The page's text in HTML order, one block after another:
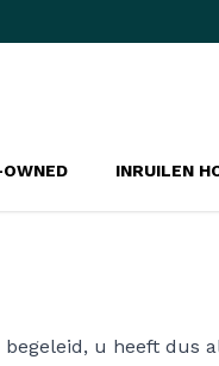
INRUILEN
u heeft dus